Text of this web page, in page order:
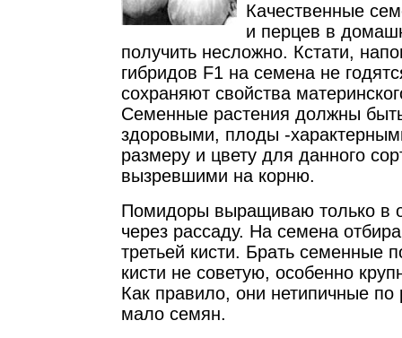
Качественные
и перцев в
получить несложно. Кстати,
гибридов F1 на семена не
сохраняют свойства
Семенные растения должны
здоровыми, плоды -
размеру и цвету для данного
вызревшими на корню.
Помидоры выращиваю только в
через рассаду. На семена
третьей кисти. Брать семенные
кисти не советую, особенно
Как правило, они нетипичные по
мало семян.